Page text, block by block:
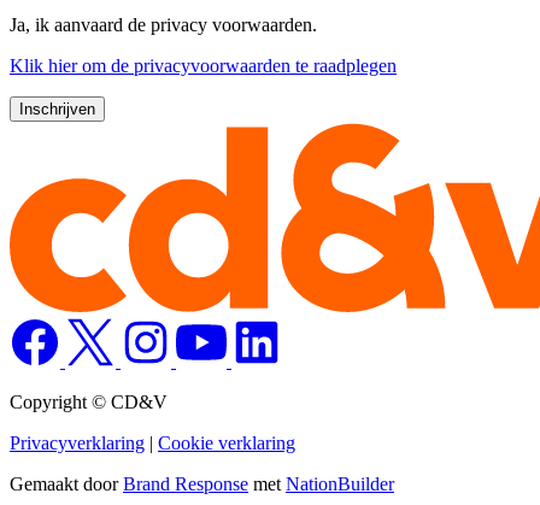
Ja, ik aanvaard de privacy voorwaarden.
Klik hierom de privacyvoorwaarden te raadplegen
Copyright © CD&V
Privacyverklaring | Cookie verklaring
Gemaakt doorBrand Response met NationBuilder